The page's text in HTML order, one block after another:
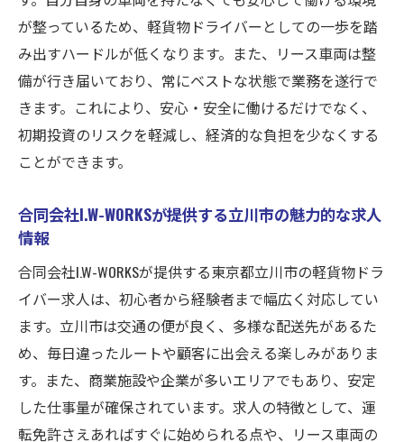
合同会社I.W-WORKSの求人情報の詳細
軽貨物ドライバーとして立川市で新しいキャリ
アをスタートさせる方法
初心者でも安心して始められる立川市の環
境
交通の便が良い立川市での効率的な配送業
多様な配送先が提供する豊かな仕事体験
る利点
合同会社I.W-WORKSの求人が提供するサポー
ト内容
立川市で成功するための軽貨物ドライバー
の心得
立川市で軽貨物ドライバーとして働くための重
が整っているため、軽貨物ドライバーとしての一歩を踏
み出すハードルが低くなります。また、リース車両は整
備が行き届いており、常にベストな状態で業務を遂行で
きます。これにより、安心・安全に働けるだけでなく、
初期投資のリスクを軽減し、経済的な負担を少なくする
ことができます。
合同会社I.W-WORKSが提供する立川市の魅力的な求人
情報
合同会社I.W-WORKSが提供する東京都立川市の軽貨物ドラ
イバー求人は、初心者から経験者まで幅広く対応してい
ます。立川市は交通の便が良く、多様な配送先があるた
め、毎日違ったルートや顧客に出会える楽しみがありま
す。また、商業施設や企業が多いエリアでもあり、安定
した仕事量が確保されています。求人の特徴として、運
転免許さえあればすぐに始められる点や、リース車両の